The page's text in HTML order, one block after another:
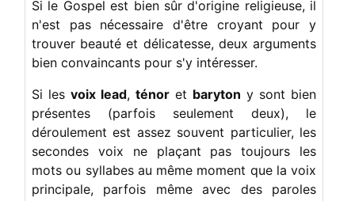
Si le Gospel est bien sûr d'origine religieuse, il
n'est pas nécessaire d'être croyant pour y
trouver beauté et délicatesse, deux arguments
bien convaincants pour s'y intéresser.
Si les voix lead, ténor et baryton y sont bien
présentes (parfois seulement deux), le
déroulement est assez souvent particulier, les
secondes voix ne plaçant pas toujours les
mots ou syllabes au même moment que la voix
principale, parfois même avec des paroles